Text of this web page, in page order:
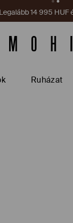
14 995
Ruházat